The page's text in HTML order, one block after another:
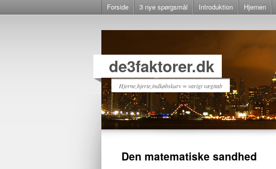
Forside 3 nye spørgsmål Introduktion Hjernen
de3faktorer.dk
Hjerne,hjerte,indkøbskurv = varigt vægttab
Den matematiske sandhed